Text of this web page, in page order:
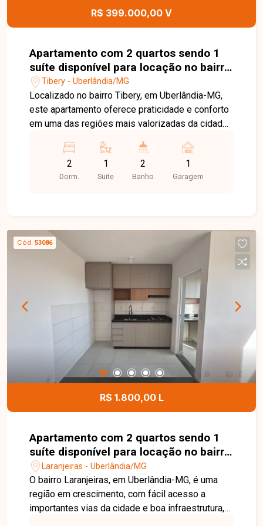
esta excelente oportunidade.
R$ 399.000,00 V
Apartamento com 2 quartos sendo 1
suíte disponível para locação no bairro
Tibery em Uberlândia-MG
Tibery - Uberlândia/MG
Localizado no bairro Tibery, em Uberlândia-MG,
este apartamento oferece praticidade e conforto
em uma das regiões mais valorizadas da cidade.
avenidas, ampla variedade de comércios,
supermercados, farmácias, restaurantes, além de
estar próximo a instituições de ensino e diversos
vista livre, 2 quartos, sendo 1 suíte, banheiros
com armário, espelho e box em blindex, cozinha
em estilo americana revestida com armários
planejados e balcão para refeições, área de
serviço integrada e 1 vaga de garagem. Não
perca a oportunidade de morar em um imóvel que
reúne conforto, funcionalidade e excelente
localização. Entre em contato com a Delta
Imóveis e agende sua visita para conhecer este
apartamento!
2
Dorm.
1
Suite
2
Banho
1
Garagem
Cód. 53086
R$ 1.800,00 L
Apartamento com 2 quartos sendo 1
suíte disponível para locação no bairro
Laranjeiras em Uberlândia-MG
Laranjeiras - Uberlândia/MG
O bairro Laranjeiras, em Uberlândia-MG, é uma
região em crescimento, com fácil acesso a
importantes vias da cidade e boa infraestrutura,